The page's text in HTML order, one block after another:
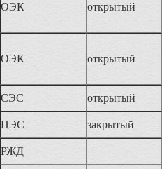
ОЭК открытый
ОЭК открытый
СЭС открытый
ЦЭС закрытый
РЖД